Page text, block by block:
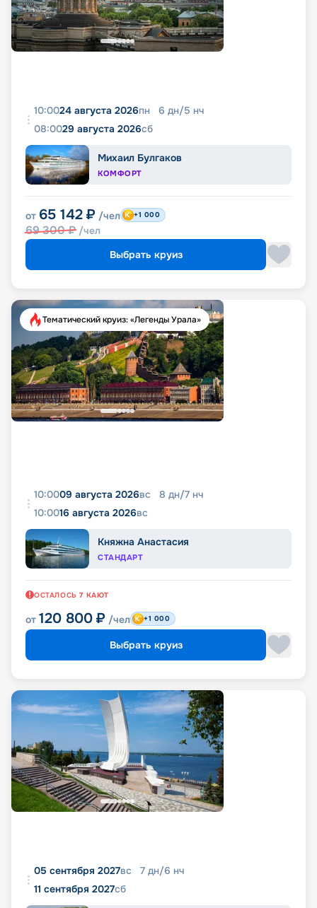
10:0024 августа 2026пн 6 дн/5 нч
08:0029 августа 2026сб
Михаил Булгаков
КОМФОРТ
от 65 142 ₽ /чел
69 300₽ /чел
+1 000
Выбрать круиз
Тематический круиз: «Легенды Урала»
10:0009 августа 2026вс 8 дн/7 нч
10:0016 августа 2026вс
Княжна Анастасия
СТАНДАРТ
ОСТАЛОСЬ 7 КАЮТ
от 120 800 ₽ /чел +1 000
Выбрать круиз
05 сентября 2027вс 7 дн/6 нч
11 сентября 2027сб